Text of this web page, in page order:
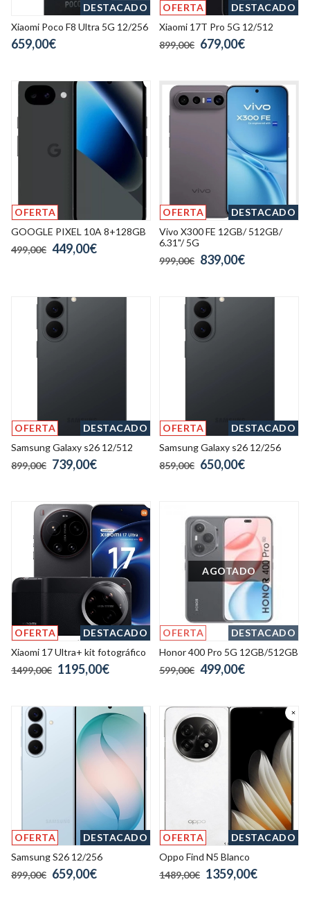
DESTACADO
Xiaomi Poco F8 Ultra 5G 12/256
659,00€
OFERTA
DESTACADO
Xiaomi 17T Pro 5G 12/512
899,00€ 679,00€
OFERTA
GOOGLE PIXEL 10A 8+128GB
499,00€ 449,00€
OFERTA
DESTACADO
Vivo X300 FE 12GB/ 512GB/
6.31"/ 5G
999,00€ 839,00€
OFERTA
DESTACADO
Samsung Galaxy s26 12/512
899,00€ 739,00€
OFERTA
DESTACADO
Samsung Galaxy s26 12/256
859,00€ 650,00€
OFERTA
DESTACADO
Xiaomi 17 Ultra+ kit fotográfico
1499,00€ 1195,00€
OFERTA DESTACADO
AGOTADO
Honor 400 Pro 5G 12GB/512GB
599,00€ 499,00€
OFERTA
DESTACADO
Samsung S26 12/256
899,00€ 659,00€
OFERTA
DESTACADO
Oppo Find N5 Blanco
1489,00€ 1359,00€